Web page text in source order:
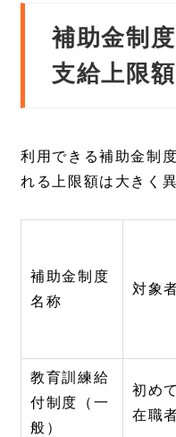
補助金制
支給上限
利用できる補助金制
れる上限額は大きく
補助金制度
名称
対象
教育訓練給
付制度（一
般）
初め
在職